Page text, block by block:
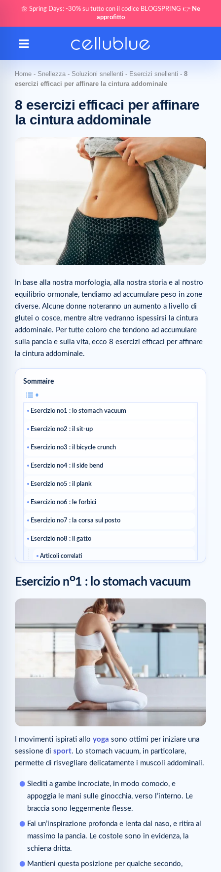
🌼 Spring Days: -30% su tutto con il codice BLOGSPRING 👉 Ne
approfitto
Home - Snellezza - Soluzioni snellenti - Esercizi snellenti - 8
esercizi efficaci per affinare la cintura addominale
8 esercizi efficaci per affinare
la cintura addominale
In base alla nostra morfologia, alla nostra storia e al nostro
equilibrio ormonale, tendiamo ad accumulare peso in zone
diverse. Alcune donne noteranno un aumento a livello di
glutei o cosce, mentre altre vedranno ispessirsi la cintura
addominale. Per tutte coloro che tendono ad accumulare
sulla pancia e sulla vita, ecco 8 esercizi efficaci per affinare
la cintura addominale.
Sommaire
Esercizio no1 : lo stomach vacuum
Esercizio no2 : il sit-up
Esercizio no3 : il bicycle crunch
Esercizio no4 : il side bend
Esercizio no5 : il plank
Esercizio no6 : le forbici
Esercizio no7 : la corsa sul posto
Esercizio no8 : il gatto
Articoli correlati
Esercizio no1 : lo stomach vacuum
I movimenti ispirati allo yoga sono ottimi per iniziare una
sessione di sport. Lo stomach vacuum, in particolare,
permette di risvegliare delicatamente i muscoli addominali.
Siediti a gambe incrociate, in modo comodo, e
appoggia le mani sulle ginocchia, verso l’interno. Le
braccia sono leggermente flesse.
Fai un’inspirazione profonda e lenta dal naso, e ritira al
massimo la pancia. Le costole sono in evidenza, la
schiena dritta.
Mantieni questa posizione per qualche secondo,